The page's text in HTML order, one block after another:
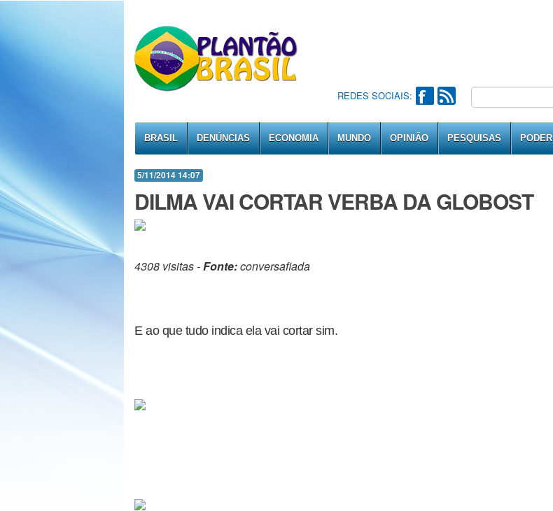
REDES SOCIAIS:
BRASIL DENÚNCIAS ECONOMIA MUNDO OPINIÃO PESQUISAS PODER
5/11/2014 14:07
DILMA VAI CORTAR VERBA DA GLOBOST
4308 visitas -Fonte:conversafiada
E ao que tudo indica ela vai cortar sim.